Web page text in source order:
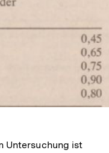
Untersuchung ist